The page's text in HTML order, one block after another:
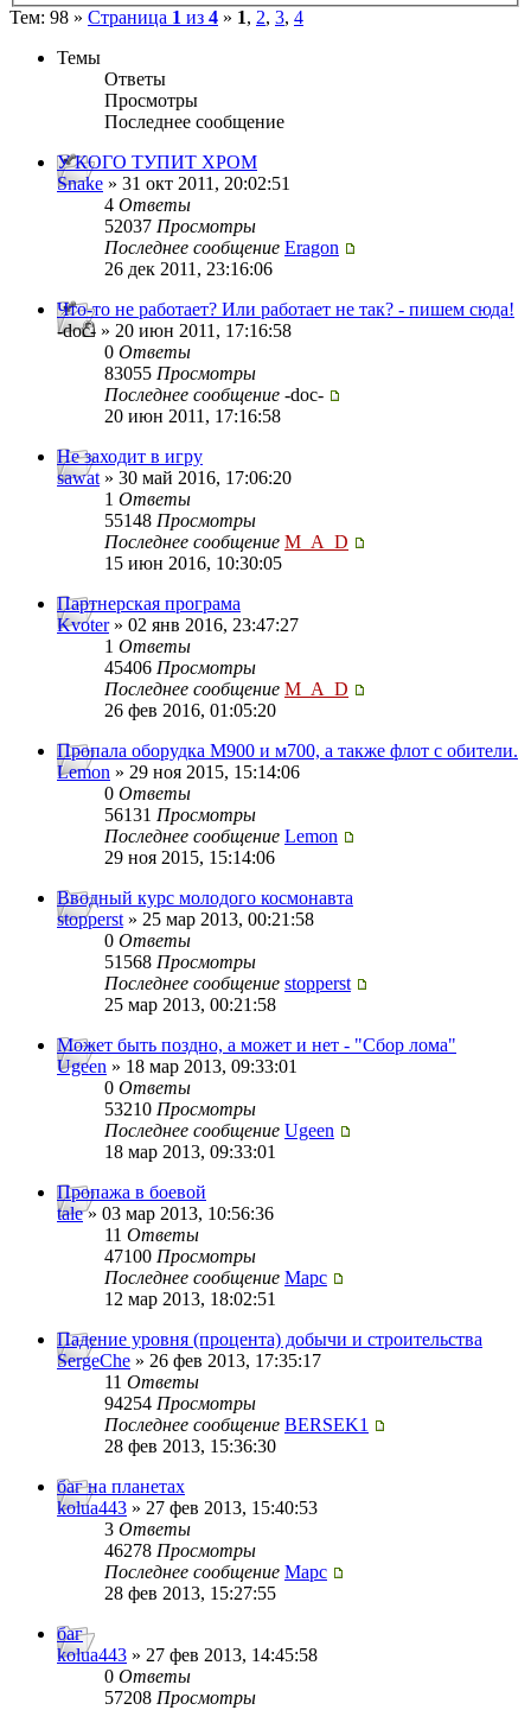
Тем: 98 » Страница 1 из 4 » 1, 2, 3, 4
Темы
Ответы
Просмотры
Последнее сообщение
У КОГО ТУПИТ ХРОМ
Snake » 31 окт 2011, 20:02:51
4 Ответы
52037 Просмотры
Последнее сообщение Eragon
26 дек 2011, 23:16:06
Что-то не работает? Или работает не так? - пишем сюда!
-doc- » 20 июн 2011, 17:16:58
0 Ответы
83055 Просмотры
Последнее сообщение -doc-
20 июн 2011, 17:16:58
Не заходит в игру
sawat » 30 май 2016, 17:06:20
1 Ответы
55148 Просмотры
Последнее сообщение M_A_D
15 июн 2016, 10:30:05
Партнерская програма
Kvoter» 02 янв 2016, 23:47:27
1 Ответы
45406 Просмотры
Последнее сообщение M_A_D
26 фев 2016, 01:05:20
Пропала оборудка М900 и м700, а также флот с обители.
Lemon » 29 ноя 2015, 15:14:06
0 Ответы
56131 Просмотры
Последнее сообщение Lemon
29 ноя 2015, 15:14:06
Вводный курс молодого космонавта
stopperst » 25 мар 2013, 00:21:58
0 Ответы
51568 Просмотры
Последнее сообщение stopperst
25 мар 2013, 00:21:58
Может быть поздно, а может и нет - "Сбор лома"
Ugeen » 18 мар 2013, 09:33:01
0 Ответы
53210 Просмотры
Последнее сообщение Ugeen
18 мар 2013, 09:33:01
Пропажа в боевой
tale» 03 мар 2013, 10:56:36
11 Ответы
47100 Просмотры
Последнее сообщение Mapc
12 мар 2013, 18:02:51
Падение уровня (процента) добычи и строительства
SergeChe » 26 фев 2013, 17:35:17
11 Ответы
94254 Просмотры
Последнее сообщение BERSEK1
28 фев 2013, 15:36:30
баг на планетах
kolua443 » 27 фев 2013, 15:40:53
3 Ответы
46278 Просмотры
Последнее сообщение Mapc
28 фев 2013, 15:27:55
баг
kolua443 » 27 фев 2013, 14:45:58
0 Ответы
57208 Просмотры